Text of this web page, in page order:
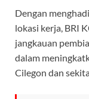
Dengan
lokasi kerja, BRI
jangkauan
dalam
Cilegon dan